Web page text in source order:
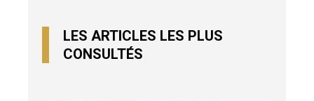
LES ARTICLES LES PLUS
CONSULTÉS